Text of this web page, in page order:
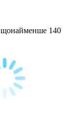
щонайменше 140